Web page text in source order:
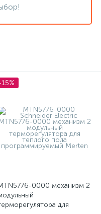
0000 механизм 2
для